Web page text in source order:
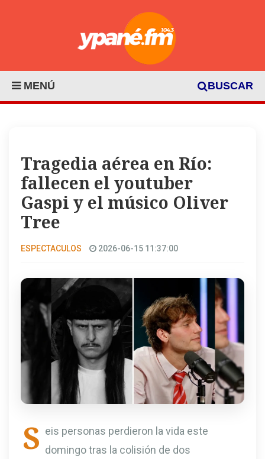
MENÚ BUSCAR
Tragedia aérea en Río:
fallecen el youtuber
Gaspi y el músico Oliver
Tree
ESPECTACULOS 2026-06-15 11:37:00
S eis personas perdieron la vida este
domingo tras la colisión de dos